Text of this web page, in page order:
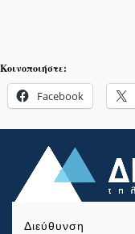
Κοινοποιήστε:
Facebook
Διεύθυνση